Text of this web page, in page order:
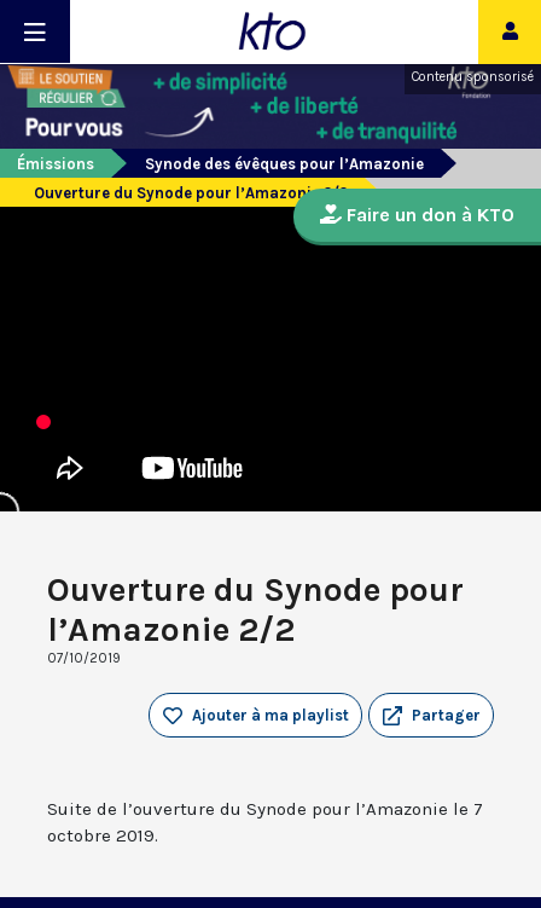
Contenu sponsorisé
Émissions
Synode des évêques pour l’Amazonie
Ouverture du Synode pour l’Amazonie 2/2
Ouverture du Synode pour
l’Amazonie 2/2
07/10/2019
Partager
Ajouter à ma playlist
Suite de l’ouverture du Synode pour l’Amazonie le 7
octobre 2019.
Faire un don à KTO